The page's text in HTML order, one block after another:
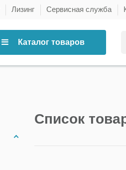
Лизинг Сервисная служба
Каталог товаров
Список